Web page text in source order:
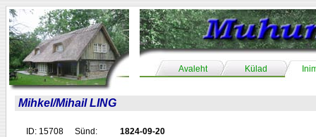
Avaleht Külad
Mihkel/Mihail LING
ID: 15708 Sünd:
1824-09-20